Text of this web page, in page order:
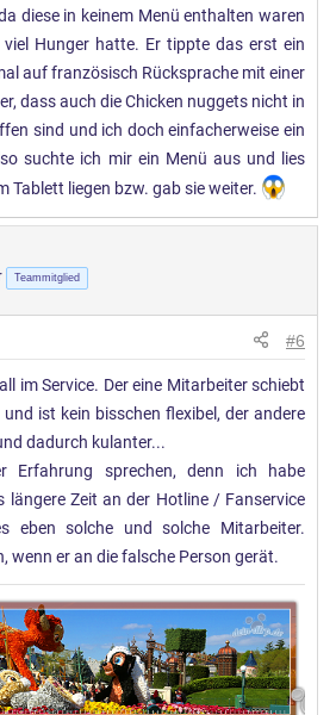
diese in keinem Menü enthalten waren
Hunger hatte. Er tippte das erst ein
auf französisch Rücksprache mit einer
dass auch die Chicken nuggets nicht in
sind und ich doch einfacherweise ein
suchte ich mir ein Menü aus und lies
Tablett liegen bzw. gab sie weiter.
Teammitglied
#6
im Service. Der eine Mitarbeiter schiebt
ist kein bisschen flexibel, der andere
dadurch kulanter...
Erfahrung sprechen, denn ich habe
längere Zeit an der Hotline / Fanservice
eben solche und solche Mitarbeiter.
wenn er an die falsche Person gerät.